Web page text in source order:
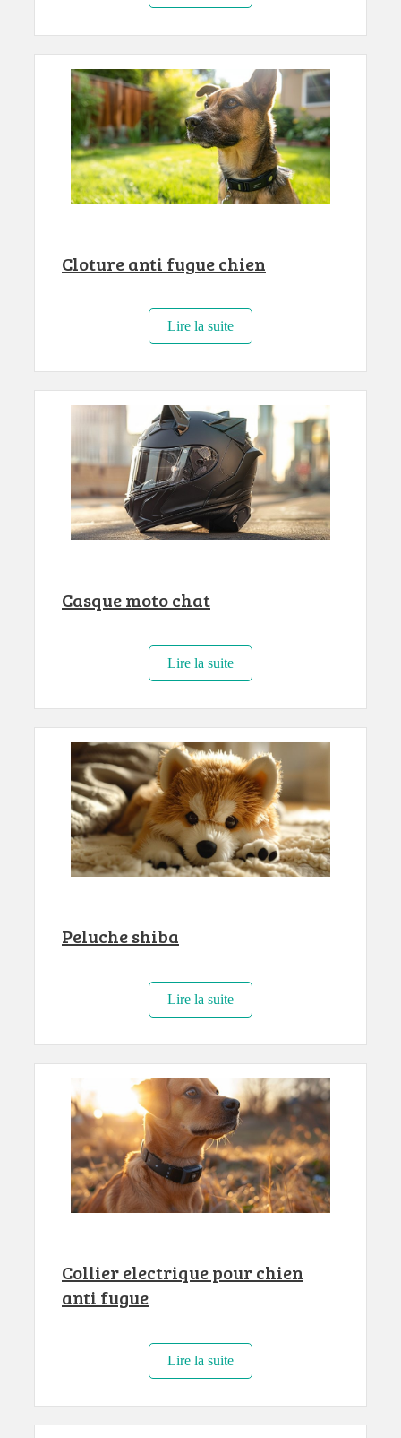
Cloture anti fugue chien
Lire la suite
Casque moto chat
Lire la suite
Peluche shiba
Lire la suite
Collier electrique pour chien
anti fugue
Lire la suite